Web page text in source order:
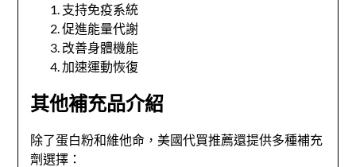
支持免疫系統
促進能量代謝
改善身體機能
加速運動恢復
其他補充品介紹
除了蛋白粉和維他命，美國代買推薦還提供多種補充
劑選擇：